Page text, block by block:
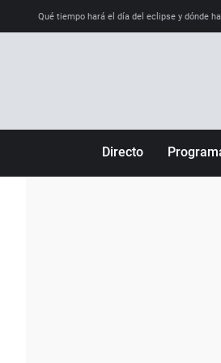
Qué tiempo hará el día del eclipse y dónde
Directo